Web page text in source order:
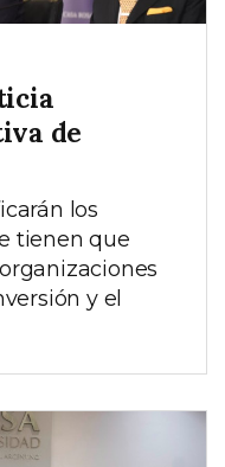
de
los
tienen que
y el